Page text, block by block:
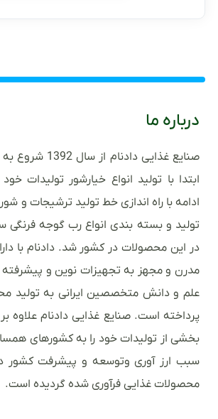
درباره ما
صنایع غذایی
ابتدا با تولید انواع خیارشور تولیدات خود
ادامه با راه اندازی خط تولید ترشیجات و
تولید و بسته بندی انواع رب گوجه
در این محصولات در کشور شد. دادنام با
مدرن و مجهز به تجهیزات نوین و پیشرفته و
علم و دانش متخصصین ایرانی به تولید
پرداخته است. صنایع غذایی دادنام علاوه
بخشی از تولیدات خود را به کشورهای
سبب ارز آوری وتوسعه و پیشرفت کشور
محصولات غذایی فرآوری شده گردیده است.